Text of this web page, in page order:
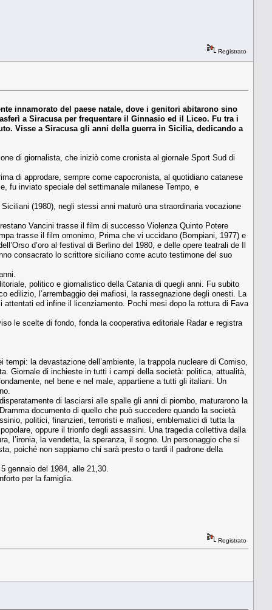
Registrato
innamorato del paese natale, dove i genitori abitarono sino
a Siracusa per frequentare il Ginnasio ed il Liceo. Fu tra i
Visse a Siracusa gli anni della guerra in Sicilia, dedicando a
di giornalista, che iniziò come cronista al giornale Sport Sud di
di approdare, sempre come capocronista, al quotidiano catanese
fu inviato speciale del settimanale milanese Tempo, e
(1980), negli stessi anni maturò una straordinaria vocazione
Vancini trasse il film di successo Violenza Quinto Potere
trasse il film omonimo, Prima che vi uccidano (Bompiani, 1977) e
d’oro al festival di Berlino del 1980, e delle opere teatrali de Il
consacrato lo scrittore siciliano come acuto testimone del suo
politico e giornalistico della Catania di quegli anni. Fu subito
edilizio, l’arrembaggio dei mafiosi, la rassegnazione degli onesti. La
ed infine il licenziamento. Pochi mesi dopo la rottura di Fava
le scelte di fondo, fonda la cooperativa editoriale Radar e registra
la devastazione dell’ambiente, la trappola nucleare di Comiso,
Giornale di inchieste in tutti i campi della società: politica, attualità,
nel bene e nel male, appartiene a tutti gli italiani. Un
di lasciarsi alle spalle gli anni di piombo, maturarono la
documento di quello che può succedere quando la società
politici, finanzieri, terroristi e mafiosi, emblematici di tutta la
oppure il trionfo degli assassini. Una tragedia collettiva dalla
l’ironia, la vendetta, la speranza, il sogno. Un personaggio che si
poiché non sappiamo chi sarà presto o tardi il padrone della
gennaio del 1984, alle 21,30.
per la famiglia.
Registrato